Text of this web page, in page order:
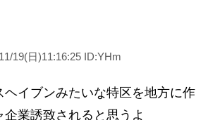
19(日)11:16:25 ID:YHm
ヘイブンみたいな特区を地方に作
業誘致されると思うよ